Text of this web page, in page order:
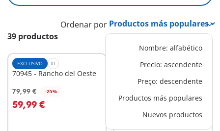
39 productos
Ordenar por
Nombre: alfabético
Precio: ascendente
Preço: descendente
Productos más populares
Nuevos productos
EXCLUSIVO XL
70945 - Rancho del Oeste
79,99 € -25%
59,99 €
A la cesta
EXCLUSIVO XL
con piso
52,49 €
A la cesta